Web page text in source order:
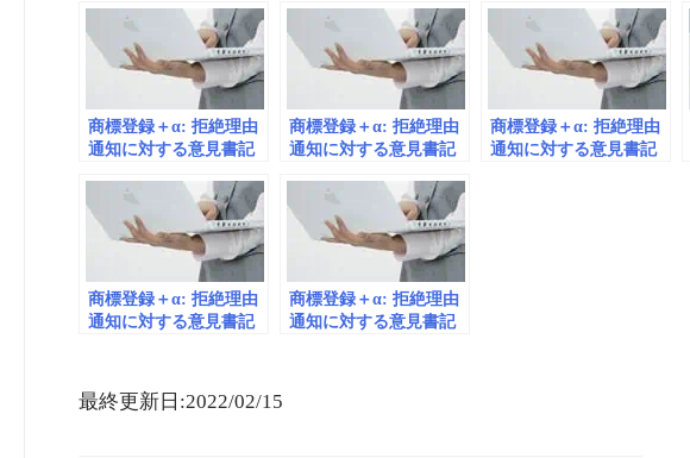
商標登録＋α: 拒絶理由
通知に対する意見書記
商標登録＋α: 拒絶理由
通知に対する意見書記
商標登録＋α: 拒絶理由
通知に対する意見書記
商標登録＋α: 拒絶理由
通知に対する意見書記
商標登録＋α: 拒絶理由
通知に対する意見書記
最終更新日:2022/02/15